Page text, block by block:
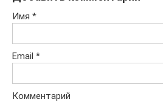
Имя *
Email *
Комментарий